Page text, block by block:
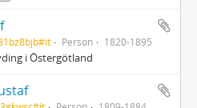
Person 1820-1895
i Östergötland